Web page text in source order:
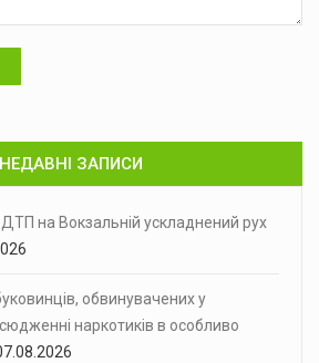
НЕДАВНІ ЗАПИСИ
на Вокзальній ускладнений рух
обвинувачених у
наркотиків в особливо